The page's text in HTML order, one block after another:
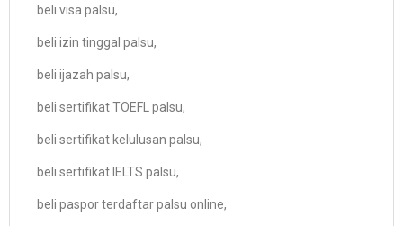
beli visa palsu,
beli izin tinggal palsu,
beli ijazah palsu,
beli sertifikat TOEFL palsu,
beli sertifikat kelulusan palsu,
beli sertifikat IELTS palsu,
beli paspor terdaftar palsu online,